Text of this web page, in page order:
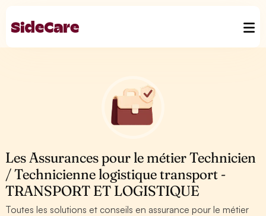
Les Assurances pour le métier Technicien
/ Technicienne logistique transport -
TRANSPORT ET LOGISTIQUE
Toutes les solutions et conseils en assurance pour le métier